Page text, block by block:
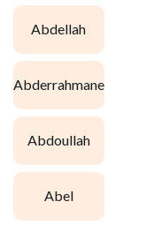
abdellah
abderrahmane
abdoullah
abel